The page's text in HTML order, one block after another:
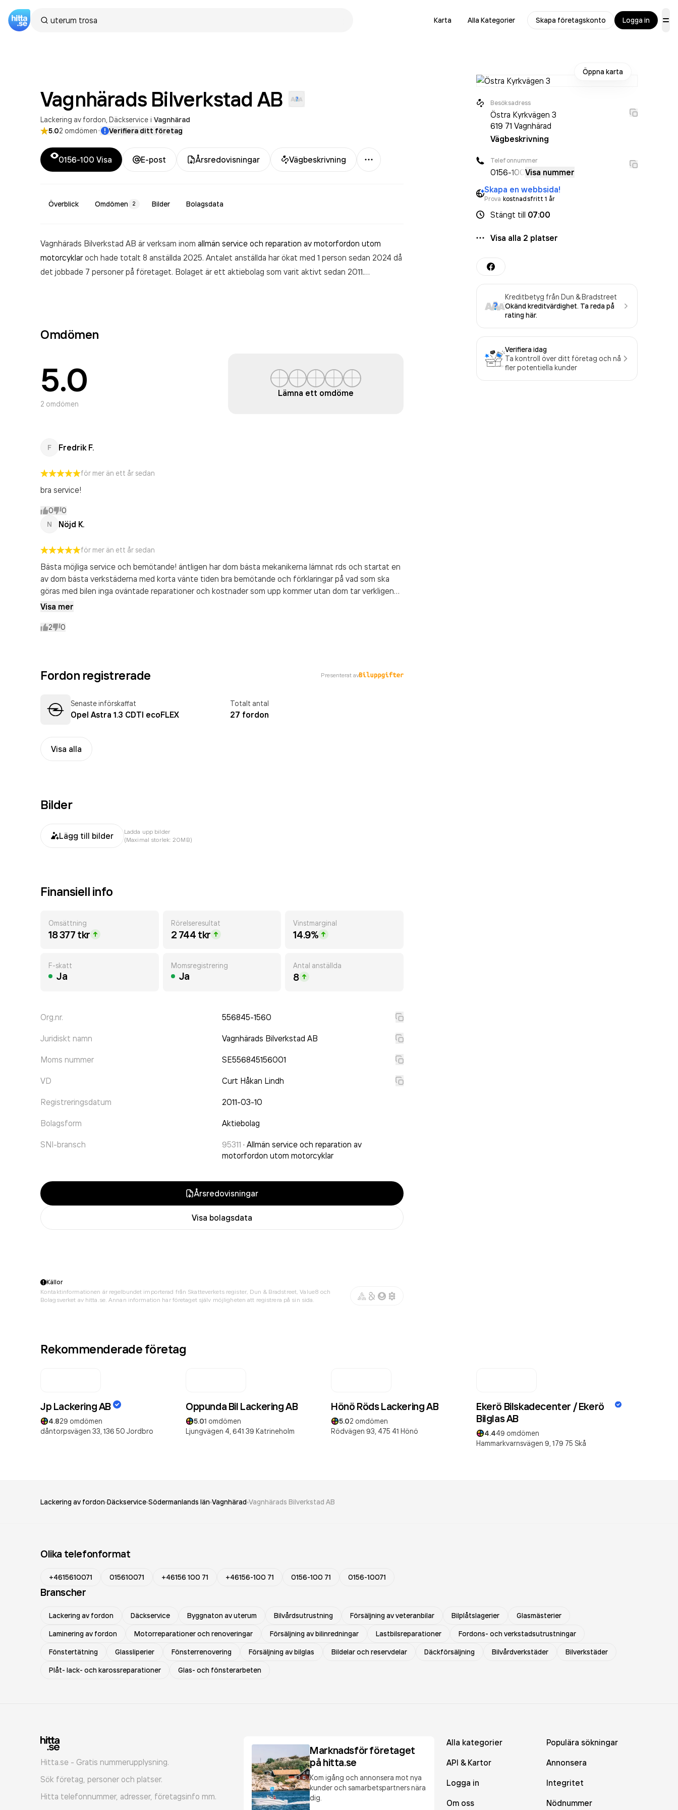
Karta Alla Kategorier Skapa företagskonto Logga in
Vagnhärads Bilverkstad AB
Lackering av fordon Däckservice i Vagnhärad
5.02 omdömen· Verifiera ditt företag
0156-100 Visa E-post Årsredovisningar Vägbeskrivning
Mer
Överblick Omdömen 2 Bilder Bolagsdata
Vagnhärads Bilverkstad AB är verksam inom allmän service och reparation av motorfordon utom
motorcyklaroch hade totalt 8 anställda 2025. Antalet anställda har ökat med 1 person sedan 2024 då
det jobbade 7 personer på företaget. Bolaget är ett aktiebolag som varit aktivt sedan 2011.
Omdömen
5.0
2 omdömen
Lämna ett omdöme
F Fredrik F.
för mer än ett år sedan
bra service!
0 0
N Nöjd K.
för mer än ett år sedan
Bästa möjliga service och bemötande! äntligen har dom bästa mekanikerna lämnat rds och startat en
av dom bästa verkstäderna med korta vänte tiden bra bemötande och förklaringar på vad som ska
göras med bilen inga oväntade reparationer och kostnader som upp kommer utan dom tar verkligen
kontakt med kunden först och frågar om kunden går med på reparationen och vill ha reparationen
snabba på att fixa både bilar och tiden den bästa verkstaden jag har varit på ps. har själv ca 20
Visa mer
2 0
Fordon registrerade Presenterat av
Senaste införskaffat
Opel Astra 1.3 CDTI ecoFLEX
Totalt antal
27 fordon
Visa alla
Bilder
Lägg till bilder
Ladda upp bilder
(Maximal storlek: 20MB)
Finansiell info
Omsättning
18 377 tkr
Rörelseresultat
2 744 tkr
Vinstmarginal
14.9%
F-skatt
Ja
Momsregistrering
Ja
Antal anställda
8
Org.nr. 556845-1560
Juridiskt namn Vagnhärads Bilverkstad AB
Moms nummer SE556845156001
VD Curt Håkan Lindh
Registreringsdatum 2011-03-10
Bolagsform Aktiebolag
SNI-bransch 95311 · Allmän service och reparation av
motorfordon utom motorcyklar
Årsredovisningar
Visa bolagsdata
Öppna karta
Besöksadress
Östra Kyrkvägen 3
619 71 Vagnhärad
Vägbeskrivning
Telefonnummer
0156-100Visa nummer
Skapa en webbsida!
Prova kostnadsfritt 1 år
Stängt till 07:00
Visa alla 2 platser
Kreditbetyg från Dun & Bradstreet
Okänd kreditvärdighet. Ta reda på
rating här.
Verifiera idag
Ta kontroll över ditt företag och nå
fler potentiella kunder
Källor
Kontaktinformationen är regelbundet importerad från Skatteverkets register, Dun & Bradstreet, Value8 och
Bolagsverket av hitta.se. Annan information har företaget själv möjligheten att registrera på sin sida.
Rekommenderade företag
Jp Lackering AB
4.829 omdömen
dåntorpsvägen 33, 136 50 Jordbro
Oppunda Bil Lackering AB
5.01 omdömen
Ljungvägen 4, 641 39 Katrineholm
Hönö Röds Lackering AB
5.02 omdömen
Rödvägen 93, 475 41 Hönö
Ekerö Bilskadecenter / Ekerö
Bilglas AB
4.449 omdömen
Hammarkvarnsvägen 9, 179 75 Skå
Lackering av fordon Däckservice Södermanlands län Vagnhärad Vagnhärads Bilverkstad AB
Olika telefonformat
+4615610071 015610071 +46156 100 71 +46156-100 71 0156-100 71 0156-10071
Branscher
Lackering av fordon Däckservice Byggnaton av uterum Bilvårdsutrustning Försäljning av veteranbilar Bilplåtslagerier
Glasmästerier
Laminering av fordon
Motorreparationer och renoveringar Försäljning av bilinredningar Lastbilsreparationer
Fordons- och verkstadsutrustningar
Fönstertätning
Glassliperier Fönsterrenovering Försäljning av bilglas Bildelar och reservdelar Däckförsäljning Bilvårdverkstäder
Bilverkstäder
Plåt- lack- och karossreparationer
Glas- och fönsterarbeten
Hitta.se - Gratis nummerupplysning.
Sök företag, personer och platser.
Hitta telefonnummer, adresser, företagsinfo mm.
Marknadsför företaget
på hitta.se
Kom igång och annonsera mot nya
kunder och samarbetspartners nära
dig.
Alla kategorier
Populära sökningar
API & Kartor
Annonsera
Logga in
Integritet
Om oss
Nödnummer